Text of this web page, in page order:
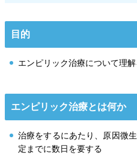
目的
エンピリック治療について理
エンピリック治療とは何か
治療をするにあたり、原因微
定までに数日を要する